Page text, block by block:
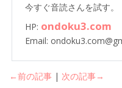
今すぐ音読さんを試す。
HP: ondoku3.com
Email:
←前の記事 | 次の記事→